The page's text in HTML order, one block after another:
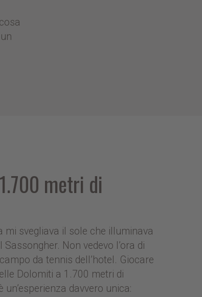
metri di
mi svegliava il sole che illuminava
Sassongher. Non vedevo l’ora di
da tennis dell’hotel. Giocare
Dolomiti a 1.700 metri di
un’esperienza davvero unica: